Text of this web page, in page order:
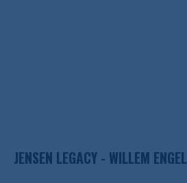
JENSEN LEGACY - WILLEM ENGEL